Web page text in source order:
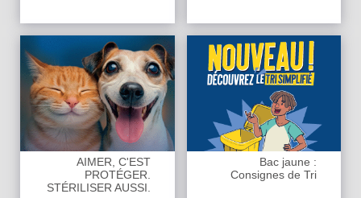
AIMER, C'EST
PROTÉGER.
STÉRILISER AUSSI.
Bac jaune :
Consignes de Tri